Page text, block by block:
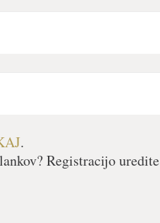
.
Registracijo uredite